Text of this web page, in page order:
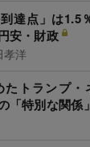
達点」は1.5
安・財政
孝洋
トランプ
「特別な関係